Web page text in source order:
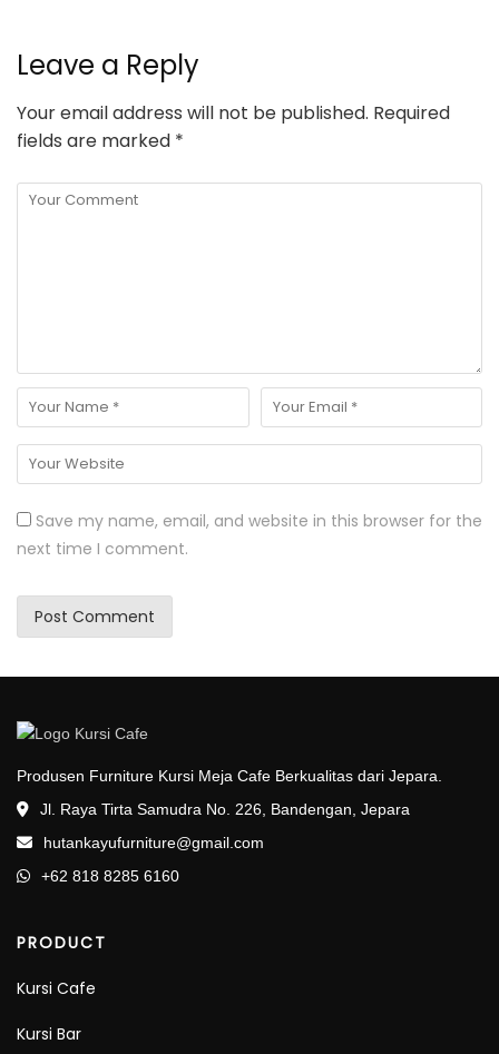
Leave a Reply
Your email address will not be published. Required
fields are marked *
Save my name, email, and website in this browser for the
next time I comment.
Produsen Furniture Kursi Meja Cafe Berkualitas dari Jepara.
Jl. Raya Tirta Samudra No. 226, Bandengan, Jepara
hutankayufurniture@gmail.com
+62 818 8285 6160
PRODUCT
Kursi Cafe
Kursi Bar